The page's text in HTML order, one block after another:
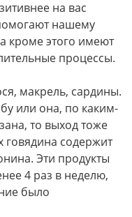
на вас
нашему
кроме этого имеют
процессы.
макрель, сардины.
или она, по каким-
то выход тоже
говядина содержит
Эти продукты
4 раз в неделю,
было